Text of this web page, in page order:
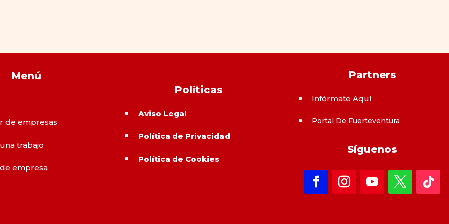
Menú
de empresas
trabajo
empresa
Políticas
^ Aviso Legal
^ Política de Privacidad
^ Política de Cookies
Partners
^ Infórmate Aquí
^ Portal De Fuerteventura
Síguenos